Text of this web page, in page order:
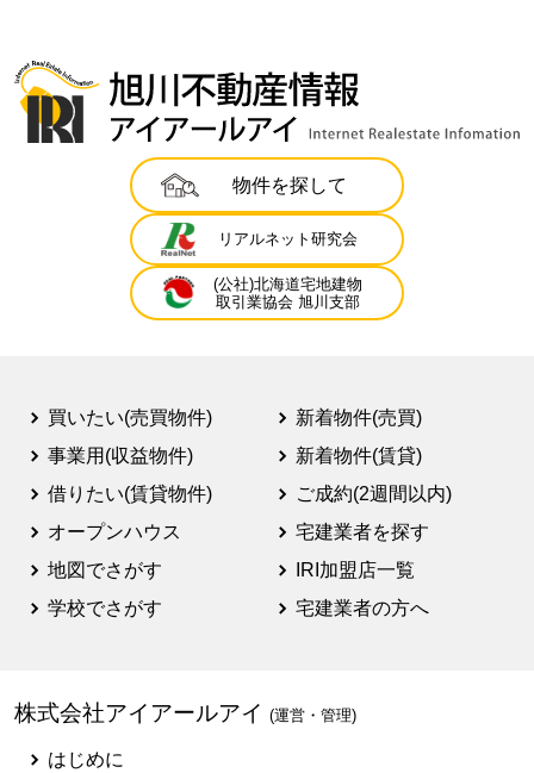
物件を探して
リアルネット研究会
(公社)北海道宅地建物
取引業協会 旭川支部
買いたい(売買物件)
事業用(収益物件)
借りたい(賃貸物件)
オープンハウス
地図でさがす
学校でさがす
新着物件(売買)
新着物件(賃貸)
ご成約(2週間以内)
宅建業者を探す
IRI加盟店一覧
宅建業者の方へ
株式会社アイアールアイ (運営・管理)
はじめに